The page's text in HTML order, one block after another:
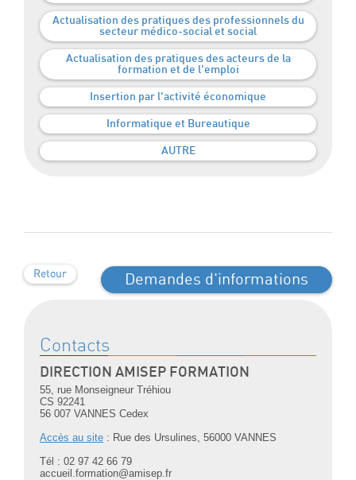
Actualisation des pratiques des professionnels du
secteur médico-social et social
Actualisation des pratiques des acteurs de la
formation et de l'emploi
Insertion par l'activité économique
Informatique et Bureautique
AUTRE
Demandes d'informations
Retour
Contacts
DIRECTION AMISEP FORMATION
55, rue Monseigneur Tréhiou
CS 92241
56 007 VANNES Cedex
Accès au site : Rue des Ursulines, 56000 VANNES
Tél : 02 97 42 66 79
accueil.formation@amisep.fr